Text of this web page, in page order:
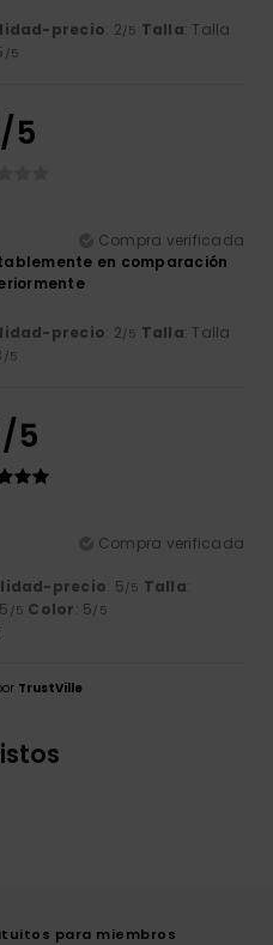
precio: 2/5 Talla: Talla
/5
/5
Compra verificada
en comparación
precio: 2/5 Talla: Talla
/5
/5
Compra verificada
precio: 5/5 Talla:
/5 Color: 5/5
TrustVille
para miembros